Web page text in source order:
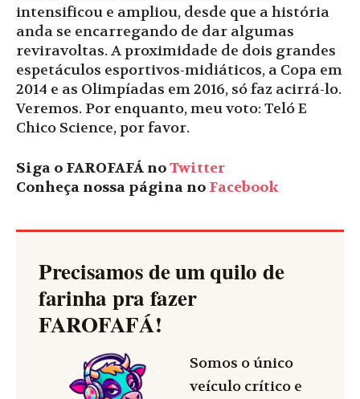
intensificou e ampliou, desde que a história
anda se encarregando de dar algumas
reviravoltas. A proximidade de dois grandes
espetáculos esportivos-midiáticos, a Copa em
2014 e as Olimpíadas em 2016, só faz acirrá-lo.
Veremos. Por enquanto, meu voto: Teló E
Chico Science, por favor.
Siga o FAROFAFÁ noTwitter
Conheça nossa página no Facebook
Precisamos de um quilo de
farinha pra fazer
FAROFAFÁ!
Somos o único
veículo crítico e